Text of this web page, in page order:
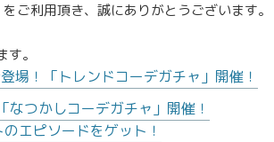
ご利用頂き、誠にありがとうございます。
。
場！「トレンドコーデガチャ」開催！
なつかしコーデガチャ」開催！
エピソードをゲット！